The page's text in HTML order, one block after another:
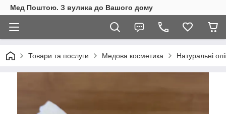
Мед Поштою. З вулика до Вашого дому
Товари та послуги Медова косметика Натуральні